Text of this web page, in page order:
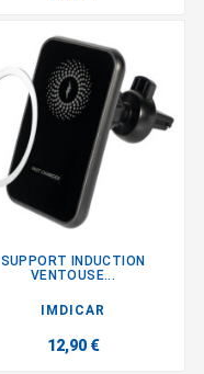
SUPPORT INDUCTION
VENTOUSE...
IMDICAR
12,90 €